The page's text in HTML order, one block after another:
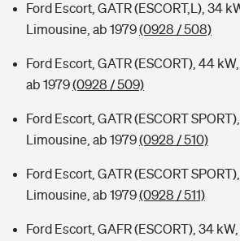
Ford Escort, GATR (ESCORT,L), 34
Limousine, ab 1979(0928 / 508)
Ford Escort, GATR (ESCORT), 44
ab 1979(0928 / 509)
Ford Escort, GATR (ESCORT
Limousine, ab 1979(0928 / 510)
Ford Escort, GATR (ESCORT
Limousine, ab 1979(0928 / 511)
Ford Escort, GAFR (ESCORT), 34